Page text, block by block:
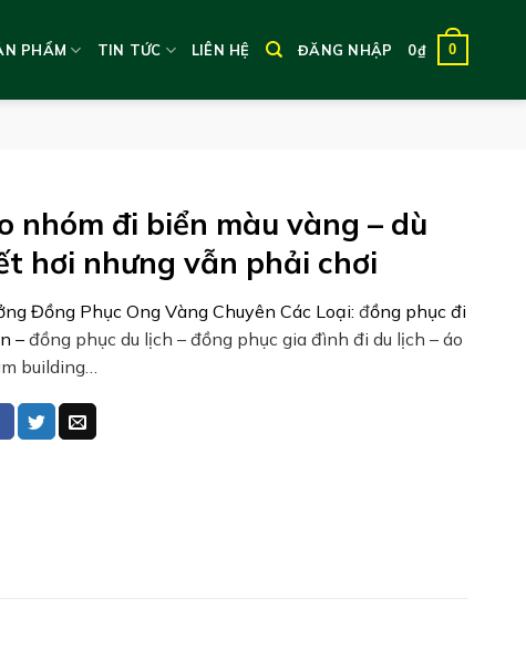
PHẨM TIN TỨC LIÊN HỆ ĐĂNG NHẬP 0₫ 0
nhóm đi biển màu vàng – dù
hơi nhưng vẫn phải chơi
Đồng Phục Ong Vàng Chuyên Các Loại: đồng phục đi
–đồng phục du lịch – đồng phục gia đình đi du lịch – áo
building…